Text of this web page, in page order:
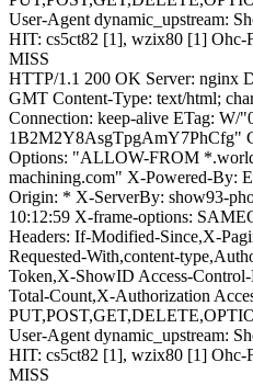
User-Agent dynamic_upstream:
HIT: cs5ct82 [1], wzix80 [1] Ohc-
MISS
HTTP/1.1 200 OK Server: nginx
GMT Content-Type: text/html;
Connection: keep-alive ETag: W/
1B2M2Y8AsgTpgAmY7PhCfg"
Options: "ALLOW-FROM
machining.com" X-Powered-By:
Origin: * X-ServerBy: show93-
10:12:59 X-frame-options:
Headers: If-Modified-Since,X-
Requested-With,content-
Token,X-ShowID Access-
Total-Count,X-Authorization
User-Agent dynamic_upstream:
HIT: cs5ct82 [1], wzix80 [1] Ohc-
MISS